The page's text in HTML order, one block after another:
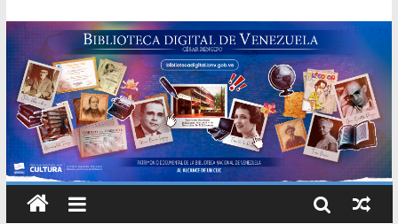
Modesta Bor Sánchez [material gráfico]
Gaceta Oficial de la República de Venezuela año CXXXIII Mes V,
Caracas 09 de marzo de 2006 N° 38.394
Catálogo temático de obras de Modesta Bor